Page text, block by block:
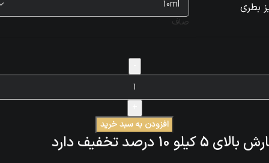
بطری
صاف
افزودن به سبد خرید
5 کیلو 10 درصد تخفیف دارد